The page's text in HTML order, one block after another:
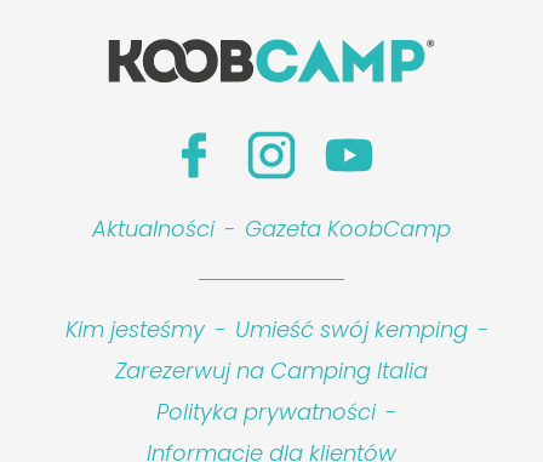
Aktualności - Gazeta KoobCamp
Kim jesteśmy - Umieść swój kemping -
Zarezerwuj na Camping Italia
Polityka prywatności -
Informacje dla klientów